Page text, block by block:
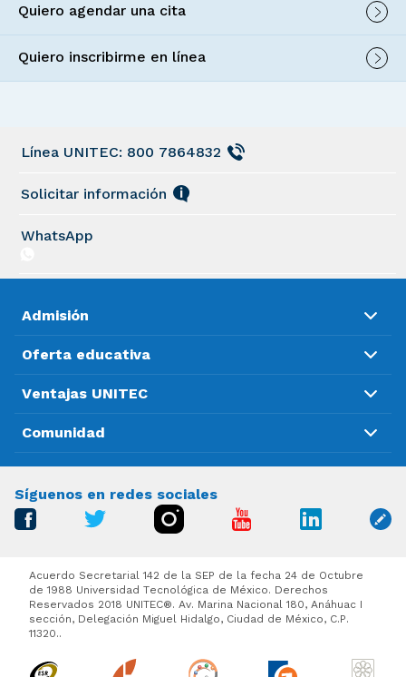
Quiero agendar una cita
Quiero inscribirme en línea
Línea UNITEC: 800 7864832
Solicitar información
WhatsApp
Admisión
Oferta educativa
Ventajas UNITEC
Comunidad
Síguenos en redes sociales
Acuerdo Secretarial 142 de la SEP de la fecha 24 de Octubre
de 1988 Universidad Tecnológica de México. Derechos
Reservados 2018 UNITEC®. Av. Marina Nacional 180, Anáhuac I
sección, Delegación Miguel Hidalgo, Ciudad de México, C.P.
11320..